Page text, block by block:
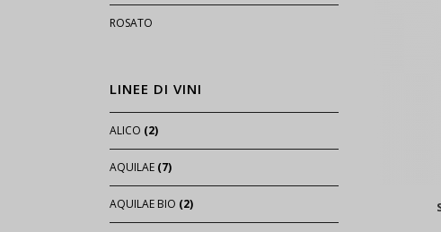
ROSATO
LINEE DI VINI
ALICO (2)
AQUILAE (7)
AQUILAE BIO (2)